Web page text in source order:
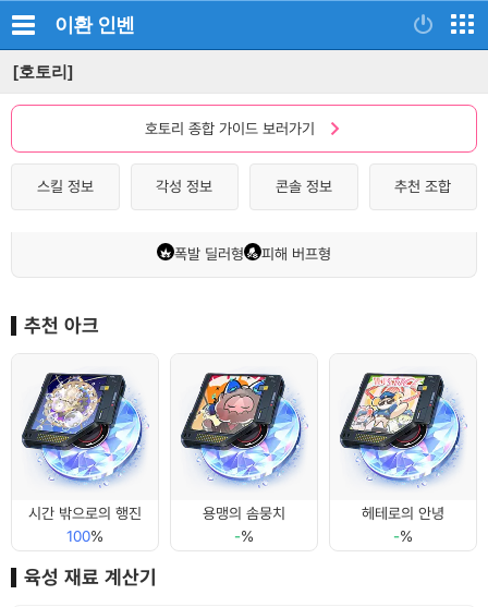
이환 인벤
[호토리]
호토리 종합 가이드 보러가기
스킬 정보 각성 정보 콘솔 정보 추천 조합
고체
폭발 딜러형 피해 버프형
추천 아크
시간 밖으로의 행진
100%
용맹의 솜뭉치
-%
헤테로의 안녕
-%
육성 재료 계산기